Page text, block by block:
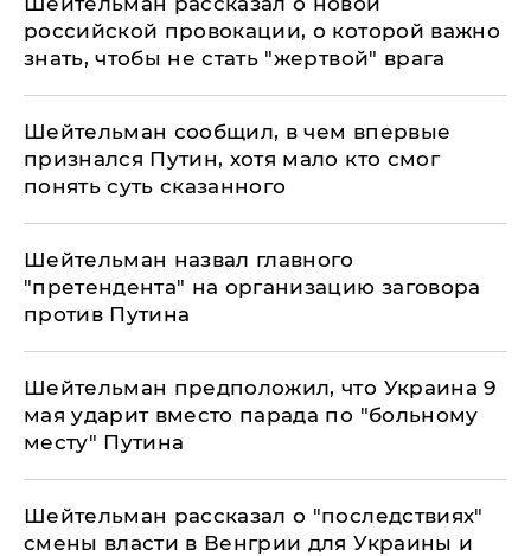
российской провокации, о которой важно
знать, чтобы не стать "жертвой" врага
Шейтельман сообщил, в чем впервые
признался Путин, хотя мало кто смог
понять суть сказанного
Шейтельман назвал главного
"претендента" на организацию заговора
против Путина
Шейтельман предположил, что Украина 9
мая ударит вместо парада по "больному
месту" Путина
Шейтельман рассказал о "последствиях"
смены власти в Венгрии для Украины и